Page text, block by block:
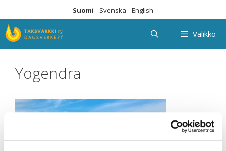
sisältöön
Suomi Svenska English
Valikko
Yogendra